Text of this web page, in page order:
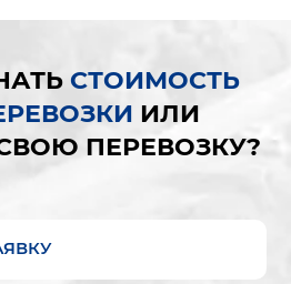
СТОИМОСТЬ
ИЛИ
ПЕРЕВОЗКУ?